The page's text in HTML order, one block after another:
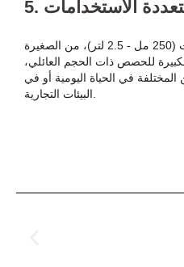
الاستخدامات
متوفرة في مجموعة من السعات (250 مل - 2.5 لتر)، من الصغيرة
للحصص ذات الحجم العائلي،
المختلفة في الحياة اليومية أو في